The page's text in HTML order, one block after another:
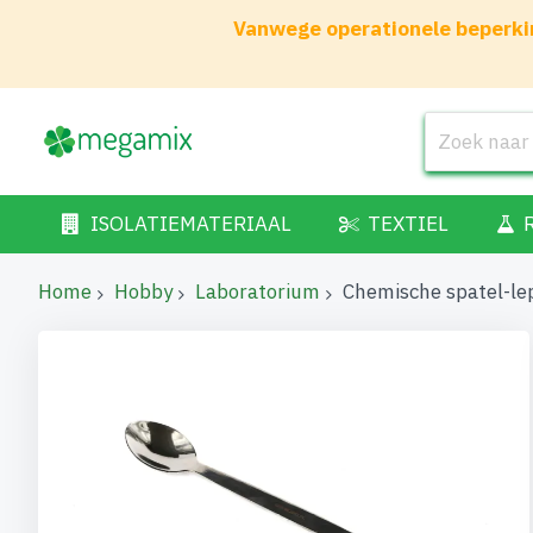
Vanwege operationele
ISOLATIEMATERIAAL TEXTIEL
Home Hobby Laboratorium Chemische spatel-